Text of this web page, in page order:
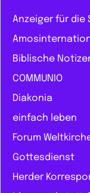
Anzeiger für die
Biblische
COMMUNIO
Diakonia
einfach leben
Forum
Gottesdienst
Herder